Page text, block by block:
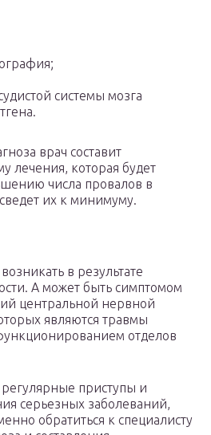
системы мозга
врач составит
лечения, которая будет
числа провалов в
их к минимуму.
в результате
А может быть симптомом
центральной нервной
являются травмы
отделов
приступы и
серьезных заболеваний,
обратиться к специалисту